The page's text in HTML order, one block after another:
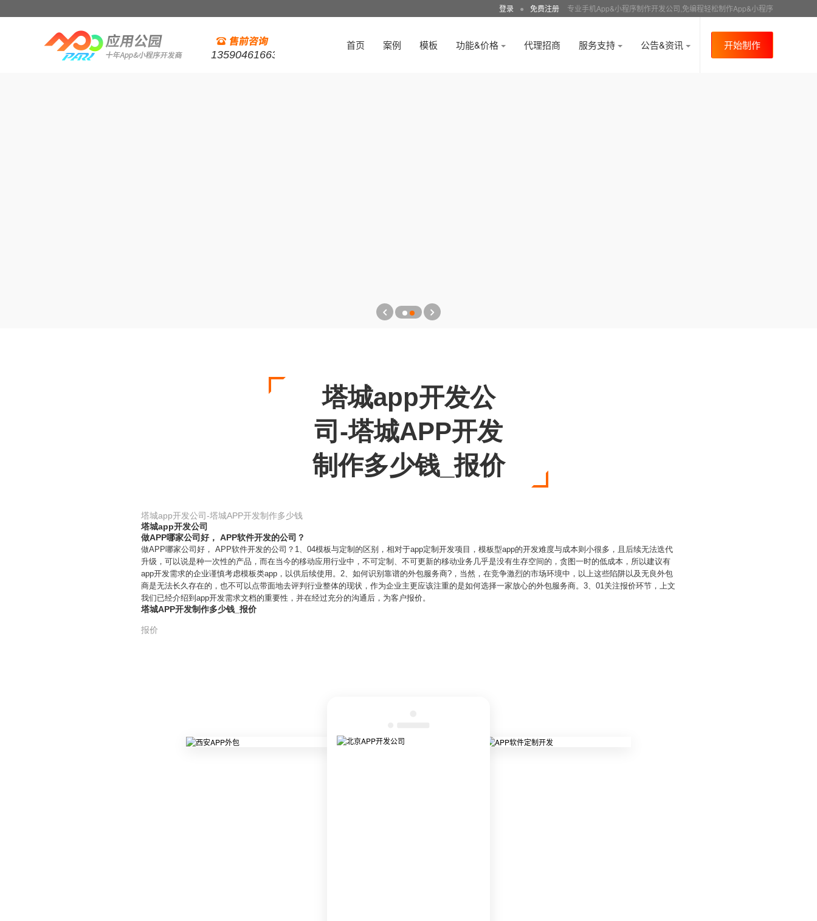
登录 ● 免费注册 专业手机App&小程序制作开发公司,免编程轻松制作App&小程序
13590461663
首页 案例 模板 功能&价格 代理招商 服务支持 公告&资讯 开始制作
塔城app开发公
司-塔城APP开发
制作多少钱_报价
塔城app开发公司-塔城APP开发制作多少钱
塔城app开发公司
做APP哪家公司好， APP软件开发的公司？
做APP哪家公司好， APP软件开发的公司？1、04模板与定制的区别，相对于app定制开发项目，模板型app的开发难度与成本则小很多，且后续无法迭代
升级，可以说是种一次性的产品，而在当今的移动应用行业中，不可定制、不可更新的移动业务几乎是没有生存空间的，贪图一时的低成本，所以建议有
app开发需求的企业谨慎考虑模板类app，以供后续使用。2、如何识别靠谱的外包服务商?，当然，在竞争激烈的市场环境中，以上这些陷阱以及无良外包
商是无法长久存在的，也不可以点带面地去评判行业整体的现状，作为企业主更应该注重的是如何选择一家放心的外包服务商。3、01关注报价环节，上文
我们已经介绍到app开发需求文档的重要性，并在经过充分的沟通后，为客户报价。
塔城APP开发制作多少钱_报价
报价